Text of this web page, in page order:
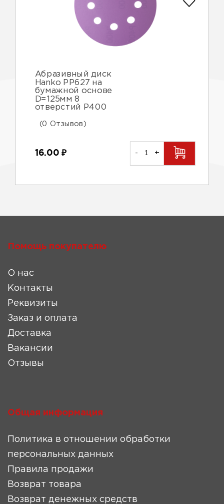
Абразивный диск
Hanko PP627 на
бумажной основе
D=125мм 8
отверстий Р400
(0 Отзывов)
16.00₽ - +
Помощь покупателю
О нас
Контакты
Реквизиты
Заказ и оплата
Доставка
Вакансии
Отзывы
Общая информация
Политика в отношении обработки
персональных данных
Правила продажи
Возврат товара
Возврат денежных средств